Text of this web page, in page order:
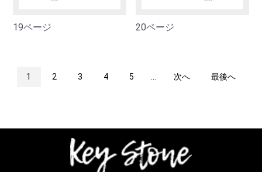
19ページ 20ページ
1 2 3 4 5 次へ 最後へ